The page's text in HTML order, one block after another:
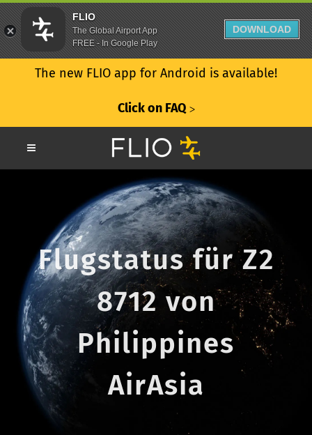
The new FLIO app for Android is available!
Click on FAQ ᐳ
Flugstatus für Z2
8712 von
Philippines
AirAsia
FLIO
The Global Airport App
FREE - In Google Play
DOWNLOAD